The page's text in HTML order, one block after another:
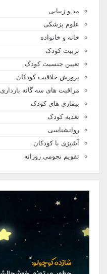
مد و زیبایی
علوم پزشکی
خانه و خانواده
تربیت کودک
تعیین جنسیت کودک
پرورش خلاقیت کودکان
مراقبت های سه گانه بارداری
بیماری های کودک
تغذیه کودک
روانشناسی
آشپزی با کودکان
تقویم نجومی روزانه